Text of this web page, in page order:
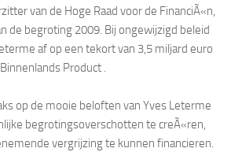
van de Hoge Raad voor de FinanciÃ«n,
de begroting 2009. Bij ongewijzigd beleid
af op een tekort van 3,5 miljard euro
Product .
op de mooie beloften van Yves Leterme
begrotingsoverschotten te creÃ«ren,
vergrijzing te kunnen financieren.